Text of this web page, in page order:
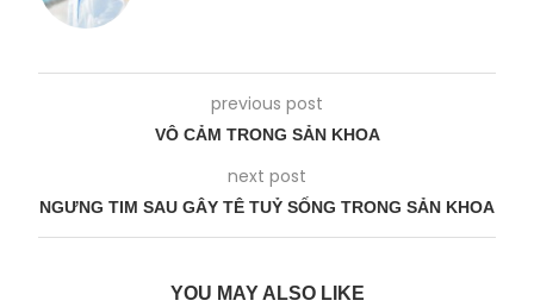
previous post
VÔ CẢM TRONG SẢN KHOA
next post
NGƯNG TIM SAU GÂY TÊ TUỶ SỐNG TRONG SẢN KHOA
YOU MAY ALSO LIKE